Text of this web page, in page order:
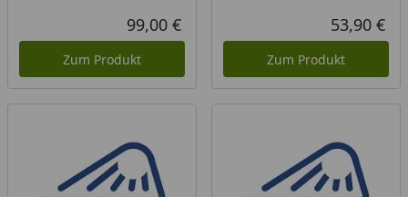
Aktueller Preis
99,00 €
Zum Produkt
53,90 €
Zum Produkt